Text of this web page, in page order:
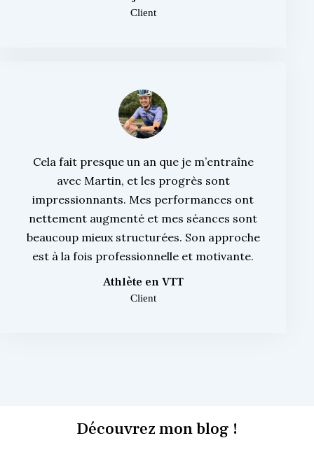
Client
Cela fait presque un an que je m’entraîne
avec Martin, et les progrès sont
impressionnants. Mes performances ont
nettement augmenté et mes séances sont
beaucoup mieux structurées. Son approche
est à la fois professionnelle et motivante.
Athlète en VTT
Client
Découvrez mon blog !